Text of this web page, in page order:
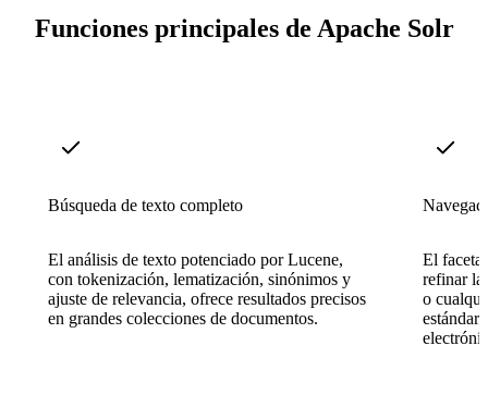
Funciones principales de Apache Solr
Búsqueda de texto completo
El análisis de texto potenciado por Lucene,
con tokenización, lematización, sinónimos y
ajuste de relevancia, ofrece resultados precisos
en grandes colecciones de documentos.
El
refinar la
o
estándar